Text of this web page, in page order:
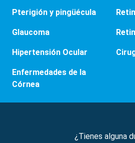
Pterigión y pingüécula
Glaucoma
Hipertensión Ocular
Enfermedades de la
Córnea
¿Tienes alguna